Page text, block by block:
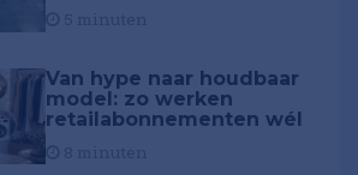
Van hype naar houdbaar
model: zo werken
retailabonnementen wél